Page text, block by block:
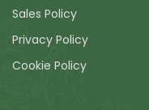
Sales Policy
Privacy Policy
Cookie Policy